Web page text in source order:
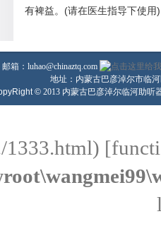
有裨益。(请在医生指导下使用)
箱： luhao@chinaztq.com
地址：内蒙古巴彦淖尔市临
©2013 内蒙古巴彦淖尔临河助听
1333.html) [